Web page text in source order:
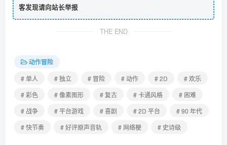
客发现请向站长举报
THE END
动作冒险
# 单人
# 独立 # 冒险 # 动作 # 2D
# 欢乐
# 彩色
# 像素图形 # 复古 # 卡通风格
# 困难
# 战争
# 平台游戏 # 喜剧 # 2D 平台
# 90 年代
# 快节奏
# 好评原声音轨 # 网络梗 # 史诗级